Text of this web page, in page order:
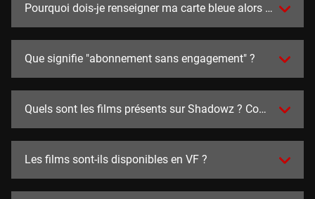
Pourquoi dois-je renseigner ma carte bleue alors que
Que signifie "abonnement sans engagement" ?
Quels sont les films présents sur Shadowz ? Combien y en
Les films sont-ils disponibles en VF ?